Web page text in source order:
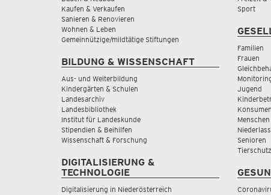
Kaufen & Verkaufen
Sanieren & Renovieren
Wohnen & Leben
Gemeinnützige/mildtätige Stiftungen
BILDUNG & WISSENSCHAFT
Aus- und Weiterbildung
Kindergärten & Schulen
Landesarchiv
Landesbibliothek
Institut für Landeskunde
Stipendien & Beihilfen
Wissenschaft & Forschung
DIGITALISIERUNG &
TECHNOLOGIE
Digitalisierung in Niederösterreich
Sport
Familien
Frauen
Jugend
Senioren
Tierschutz